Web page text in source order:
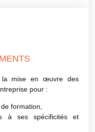
la mise en œuvre des
pour :
formation,
à ses spécificités et